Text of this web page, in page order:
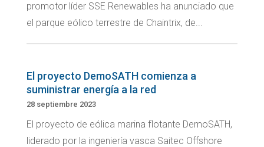
promotor líder SSE Renewables ha anunciado que
el parque eólico terrestre de Chaintrix, de...
El proyecto DemoSATH comienza a
suministrar energía a la red
28 septiembre 2023
El proyecto de eólica marina flotante DemoSATH,
liderado por la ingeniería vasca Saitec Offshore